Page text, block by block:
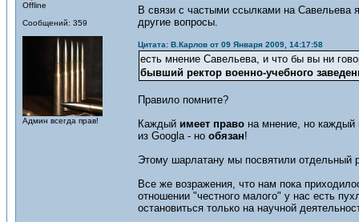
Offline
Сообщений: 359
Админ всегда прав!
В связи с частыми ссылками на Савельева
другие вопросы.
Цитата: В.Карлов от 09 Января 2009, 14:17:58
есть мнение Савельева, и что бы вы ни
бывший ректор военно-учебного
Правило помните?
Каждый имеет право на мнение, но каждый
из Googla - но обязан!
Этому шарлатану мы посвятили отдельный
Все же возражения, что нам пока
отношении "честного малого" у нас есть
остановиться только на научной